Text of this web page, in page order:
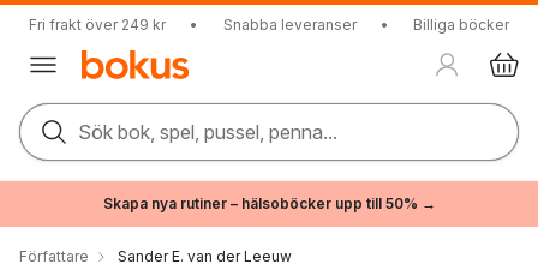
Fri frakt över 249 kr • Snabba leveranser • Billiga böcker
Sök bok, spel, pussel, penna...
Skapa nya rutiner – hälsoböcker upp till 50% →
Författare Sander E. van der Leeuw